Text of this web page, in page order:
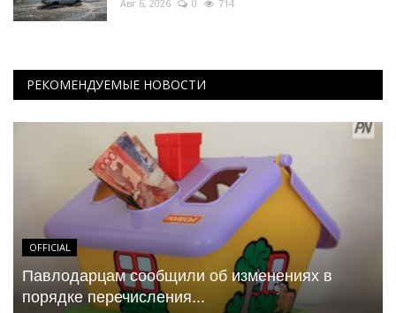
Авг 6, 2026 0 714
РЕКОМЕНДУЕМЫЕ НОВОСТИ
OFFICIAL
Павлодарцам сообщили об изменениях в
порядке перечисления...